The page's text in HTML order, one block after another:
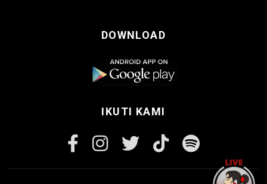
DOWNLOAD
IKUTI KAMI